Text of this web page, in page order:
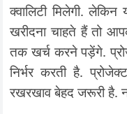
क्वालिटी मिलेगी.
खरीदना चाहते हैं तो
तक खर्च करने पड़ेंगे.
निर्भर करती है.
रखरखाव बेहद जरूरी है.